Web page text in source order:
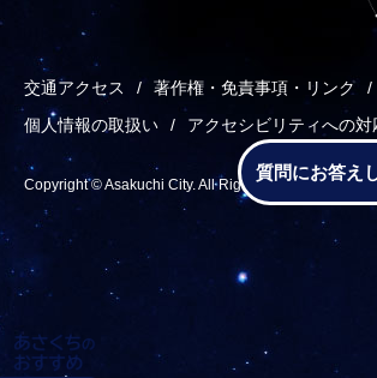
あメ
ニ
交通アクセス
著作権・免責事項・リンク
個人情報の取扱い
アクセシビリティへの対
Copyright © Asakuchi City. All Rights Reserved.
質問にお答え